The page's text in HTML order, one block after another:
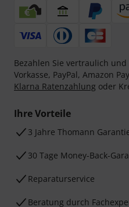
Bezahlen Sie vertraulich
Vorkasse, PayPal, Amazon
Klarna Ratenzahlung oder
Ihre Vorteile
3 Jahre Thomann
30 Tage Money-Back-
Reparaturservice
Beratung durch